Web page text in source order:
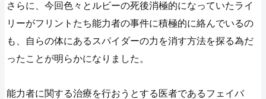
さらに、今回色々とルビーの死後消極的になっていたライ
リーがフリントたち能力者の事件に積極的に絡んでいるの
も、自らの体にあるスパイダーの力を消す方法を探る為だ
ったことが明らかになりました。
能力者に関する治療を行おうとする医者であるフェイバ